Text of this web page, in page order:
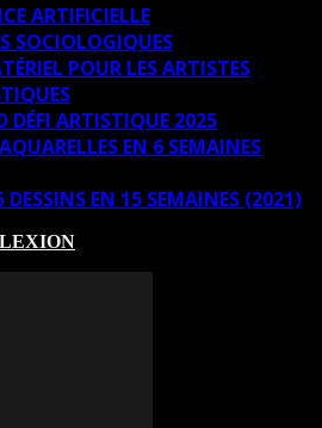
ARTIFICIELLE
SOCIOLOGIQUES
POUR LES ARTISTES
DÉFI ARTISTIQUE 2025
EN 6 SEMAINES
DESSINS EN 15 SEMAINES (2021)